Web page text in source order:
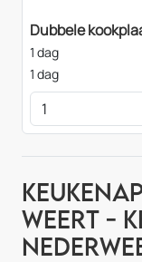
Dubbele
1 dag
1 dag
Weert -